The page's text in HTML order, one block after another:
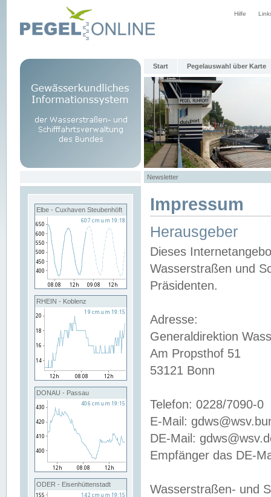
Hilfe
Start Pegelauswahl über Karte
Newsletter
Elbe - Cuxhaven Steubenhöft
RHEIN - Koblenz
DONAU - Passau
ODER - Eisenhüttenstadt
Impressum
Herausgeber
Dieses
Wasserstraßen und
Präsidenten.
Adresse:
Generaldirektion
Am Propsthof 51
53121 Bonn
Telefon: 0228/7090-0
E-Mail:
DE-Mail:
Empfänger das DE-
Wasserstraßen- und